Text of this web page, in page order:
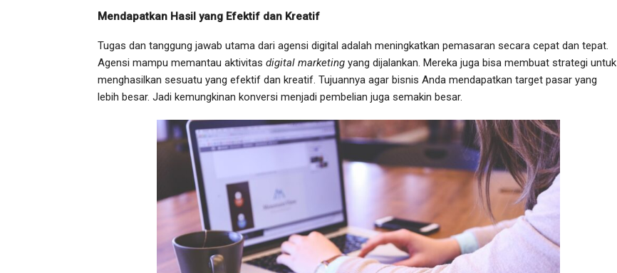
Mendapatkan Hasil yang Efektif dan Kreatif
Tugas dan tanggung jawab utama dari agensi digital adalah meningkatkan pemasaran secara cepat dan tepat.
Agensi mampu memantau aktivitas digital marketing yang dijalankan. Mereka juga bisa membuat strategi untuk
menghasilkan sesuatu yang efektif dan kreatif. Tujuannya agar bisnis Anda mendapatkan target pasar yang
lebih besar. Jadi kemungkinan konversi menjadi pembelian juga semakin besar.